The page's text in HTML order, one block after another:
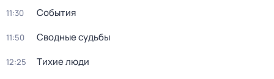
11:30 События
11:50 Сводные судьбы
12:25 Тихие люди